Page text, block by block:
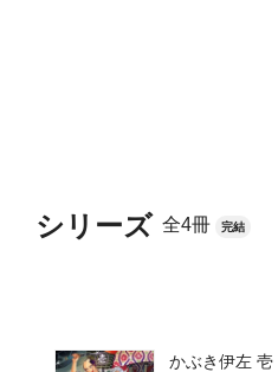
シリーズ 全4冊 完結
かぶき伊左 壱